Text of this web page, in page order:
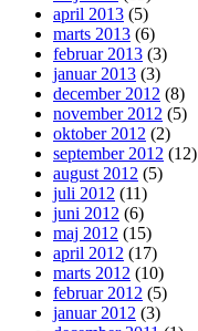
april 2013 (5)
marts 2013 (6)
februar 2013 (3)
januar 2013 (3)
december 2012 (8)
november 2012 (5)
oktober 2012 (2)
september 2012 (12)
august 2012 (5)
juli 2012 (11)
juni 2012 (6)
maj 2012 (15)
april 2012 (17)
marts 2012 (10)
februar 2012 (5)
januar 2012 (3)